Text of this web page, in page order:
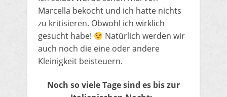
Marcella bekocht und ich hatte nichts
zu kritisieren. Obwohl ich wirklich
gesucht habe!
Natürlich werden wir
auch noch die eine oder andere
Kleinigkeit beisteuern.
Noch so viele Tage sind es bis zur